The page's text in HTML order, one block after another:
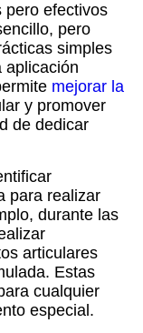
pero efectivos
pero
simples
aplicación
mejorar la
y promover
de dedicar
para realizar
durante las
articulares
Estas
cualquier
especial.